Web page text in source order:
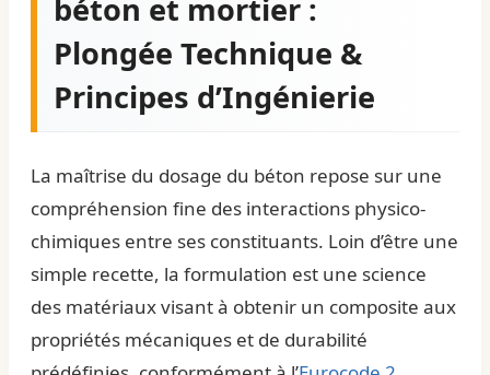
béton et mortier :
Plongée Technique &
Principes d’Ingénierie
La maîtrise du dosage du béton repose sur une
compréhension fine des interactions physico-
chimiques entre ses constituants. Loin d’être une
simple recette, la formulation est une science
des matériaux visant à obtenir un composite aux
propriétés mécaniques et de durabilité